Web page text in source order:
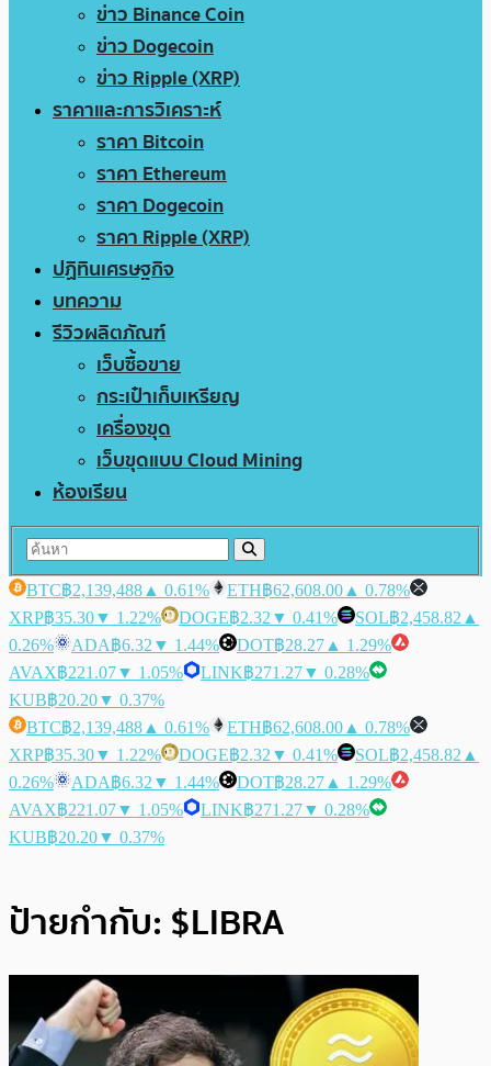
ข่าว Binance Coin
ข่าว Dogecoin
ข่าว Ripple (XRP)
ราคาและการวิเคราะห์
ราคา Bitcoin
ราคา Ethereum
ราคา Dogecoin
ราคา Ripple (XRP)
ปฏิทินเศรษฐกิจ
บทความ
รีวิวผลิตภัณฑ์
เว็บซื้อขาย
กระเป๋าเก็บเหรียญ
เครื่องขุด
เว็บขุดแบบ Cloud Mining
ห้องเรียน
BTC฿2,139,488 ▲ 0.61% ETH฿62,608.00 ▲ 0.78%
XRP฿35.30▼ 1.22% DOGE฿2.32 ▼ 0.41% SOL฿2,458.82 ▲
0.26%
ADA฿6.32 ▼ 1.44% DOT฿28.27 ▲ 1.29%
AVAX฿221.07▼ 1.05% LINK฿271.27▼ 0.28%
KUB฿20.20▼ 0.37%
BTC฿2,139,488 ▲ 0.61% ETH฿62,608.00 ▲ 0.78%
XRP฿35.30▼ 1.22% DOGE฿2.32 ▼ 0.41% SOL฿2,458.82 ▲
0.26%
ADA฿6.32 ▼ 1.44% DOT฿28.27 ▲ 1.29%
AVAX฿221.07▼ 1.05% LINK฿271.27▼ 0.28%
KUB฿20.20▼ 0.37%
ป้ายกำกับ: $LIBRA